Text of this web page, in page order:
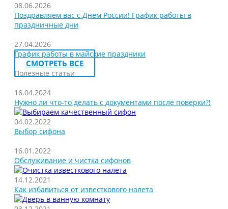
08.06.2026
Поздравляем вас с Днём России! График работы в
праздничные дни
27.04.2026
График работы в майские праздники
СМОТРЕТЬ ВСЕ
Полезные статьи
16.04.2024
Нужно ли что-то делать с документами после поверки?!
04.02.2022
Выбор сифона
16.01.2022
Обслуживание и чистка сифонов
14.12.2021
Как избавиться от известкового налета